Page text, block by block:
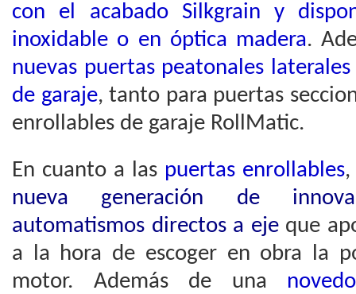
con el acabado Silkgrain y
inoxidable o en óptica madera.
nuevas puertas peatonales
de garaje, tanto para puertas
enrollables de garaje RollMatic.
En cuanto a las puertas enrollables
nueva generación de
automatismos directos a ejeque
a la hora de escoger en obra la
motor. Además de una